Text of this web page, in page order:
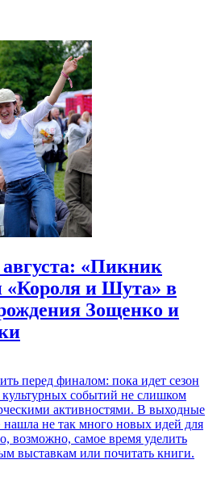
«Пикник
и Шута» в
Зощенко и
перед финалом: пока идет сезон
культурных событий не слишком
активностями. В выходные
нашла не так много новых идей для
возможно, самое время уделить
выставкам или почитать книги.